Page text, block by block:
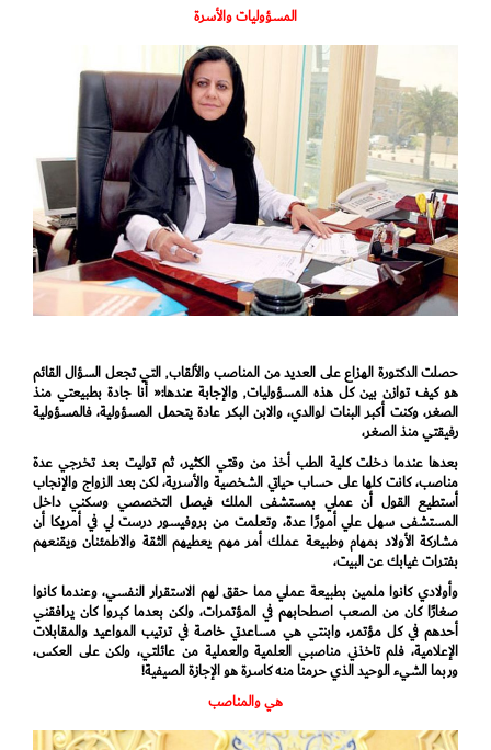
المسؤوليات والأسرة
حصلت الدكتورة الهزاع على العديد من المناصب والألقاب٬ التي تجعل السؤال القائم
هو كيف توازن بين كل هذه المسؤوليات٬ والإجابة عندها:« أنا جادة بطبيعتي منذ
الصغر، وكنت أكبر البنات لوالدي، والابن البكر عادة يتحمل المسؤولية، فالمسؤولية
رفيقتي منذ الصغر،
بعدها عندما دخلت كلية الطب أخذ من وقتي الكثير، ثم توليت بعد تخرجي عدة
مناصب، كانت كلها على حساب حياتي الشخصية والأسرية، لكن بعد الزواج والإنجاب
أستطيع القول أن عملي بمستشفى الملك فيصل التخصصي وسكني داخل
المستشفى سهل علي أمورًا عدة، وتعلمت من بروفيسور درست لي في أمريكا أن
مشاركة الأولاد بمهام وطبيعة عملك أمر مهم يعطيهم الثقة والاطمئنان ويقنعهم
بفترات غيابك عن البيت،
وأولادي كانوا ملمين بطبيعة عملي مما حقق لهم الاستقرار النفسي، وعندما كانوا
صغارًا كان من الصعب اصطحابهم في المؤتمرات، ولكن بعدما كبروا كان يرافقني
أحدهم في كل مؤتمر، وابنتي هي مساعدتي خاصة في ترتيب المواعيد والمقابلات
الإعلامية، فلم تاخذني مناصبي العلمية والعملية من عائلتي، ولكن على العكس،
وربما الشيء الوحيد الذي حرمنا منه كاسرة هو الإجازة الصيفية!
هي والمناصب